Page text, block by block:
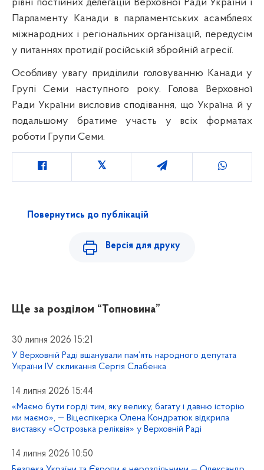
рівні постійних делегацій Верховної Ради України і
Парламенту Канади в парламентських асамблеях
міжнародних і регіональних організацій, передусім
у питаннях протидії російській збройній агресії.
Особливу увагу приділили головуванню Канади у
Групі Семи наступного року. Голова Верховної
Ради України висловив сподівання, що Україна й у
подальшому братиме участь у всіх форматах
роботи Групи Семи.
Повернутись до публікацій
Версія для друку
Ще за розділом “Топновина”
30 липня 2026 15:21
У Верховній Раді вшанували пам’ять народного депутата
України IV скликання Сергія Слабенка
14 липня 2026 15:44
«Маємо бути горді тим, яку велику, багату і давню історію
ми маємо», — Віцеспікерка Олена Кондратюк відкрила
виставку «Острозька реліквія» у Верховній Раді
14 липня 2026 10:50